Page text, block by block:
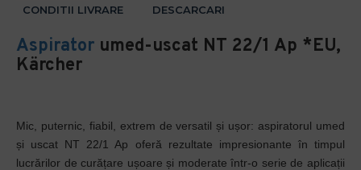
CONDITII LIVRARE
DESCARCARI
Aspirator umed-uscat NT 22/1 Ap *EU,
Kärcher
Mic, puternic, fiabil, extrem de versatil și ușor: aspiratorul umed
și uscat NT 22/1 Ap oferă rezultate impresionante în timpul
lucrărilor de curățare ușoare și moderate într-o serie de aplicații